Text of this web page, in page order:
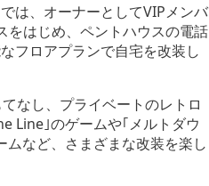
は、オーナーとしてVIPメンバ
をはじめ、ペントハウスの電話
フロアプランで自宅を改装し
なし、プライベートのレトロ
Line｣のゲームや｢メルトダウ
など、さまざまな改装を楽し